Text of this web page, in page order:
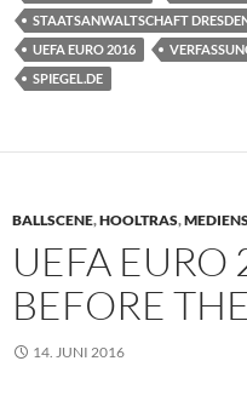
STAATSANWALTSCHAFT
UEFA EURO 2016
SPIEGEL.DE
BALLSCENE,HOOLTRAS,
UEFA EURO
BEFORE
14. JUNI 2016